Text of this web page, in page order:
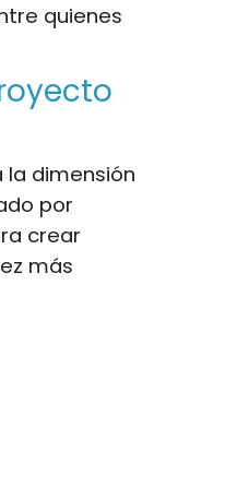
quienes
dimensión
por
crear
más